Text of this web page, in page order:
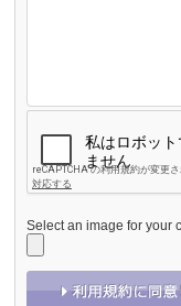
Select an image for your